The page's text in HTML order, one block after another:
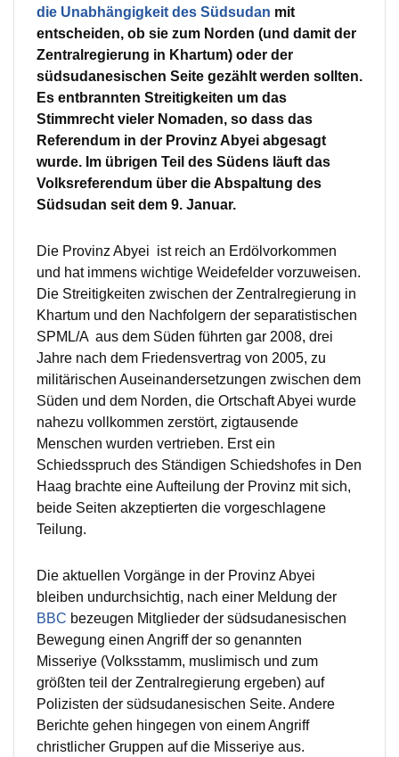
die Unabhängigkeit des Südsudan mit
entscheiden, ob sie zum Norden (und damit der
Zentralregierung in Khartum) oder der
südsudanesischen Seite gezählt werden sollten.
Es entbrannten Streitigkeiten um das
Stimmrecht vieler Nomaden, so dass das
Referendum in der Provinz Abyei abgesagt
wurde. Im übrigen Teil des Südens läuft das
Volksreferendum über die Abspaltung des
Südsudan seit dem 9. Januar.
Die Provinz Abyei ist reich an Erdölvorkommen
und hat immens wichtige Weidefelder vorzuweisen.
Die Streitigkeiten zwischen der Zentralregierung in
Khartum und den Nachfolgern der separatistischen
SPML/A aus dem Süden führten gar 2008, drei
Jahre nach dem Friedensvertrag von 2005, zu
militärischen Auseinandersetzungen zwischen dem
Süden und dem Norden, die Ortschaft Abyei wurde
nahezu vollkommen zerstört, zigtausende
Menschen wurden vertrieben. Erst ein
Schiedsspruch des Ständigen Schiedshofes in Den
Haag brachte eine Aufteilung der Provinz mit sich,
beide Seiten akzeptierten die vorgeschlagene
Teilung.
Die aktuellen Vorgänge in der Provinz Abyei
bleiben undurchsichtig, nach einer Meldung der
BBC bezeugen Mitglieder der südsudanesischen
Bewegung einen Angriff der so genannten
Misseriye (Volksstamm, muslimisch und zum
größten teil der Zentralregierung ergeben) auf
Polizisten der südsudanesischen Seite. Andere
Berichte gehen hingegen von einem Angriff
christlicher Gruppen auf die Misseriye aus.